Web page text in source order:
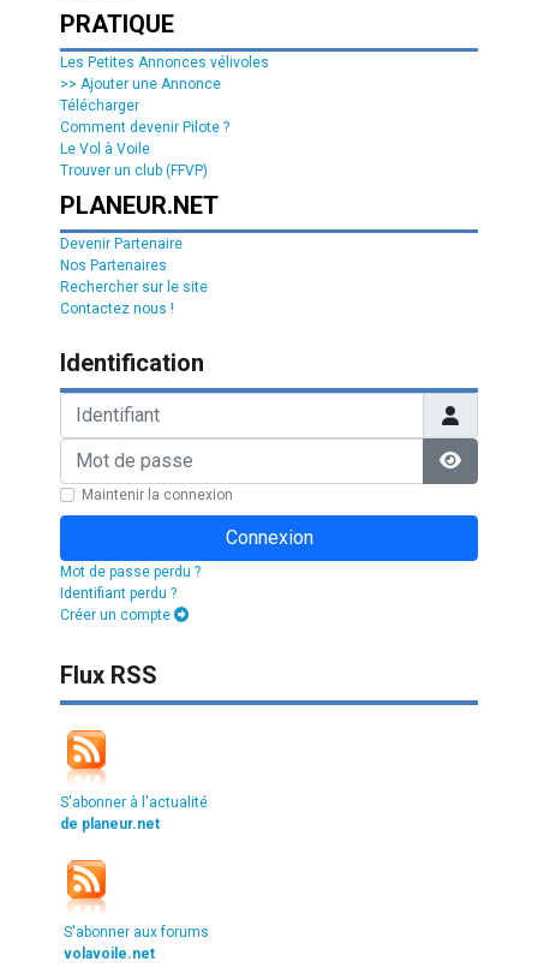
PRATIQUE
Les Petites Annonces vélivoles
>> Ajouter une Annonce
Télécharger
Comment devenir Pilote ?
Le Vol à Voile
Trouver un club (FFVP)
PLANEUR.NET
Devenir Partenaire
Nos Partenaires
Rechercher sur le site
Contactez nous !
Identification
Identifiant
Mot de passe
Afficher
Maintenir la connexion
Connexion
Mot de passe perdu ?
Identifiant perdu ?
Créer un compte
Flux RSS
S'abonner à l'actualité
de planeur.net
S'abonner aux forums
volavoile.net